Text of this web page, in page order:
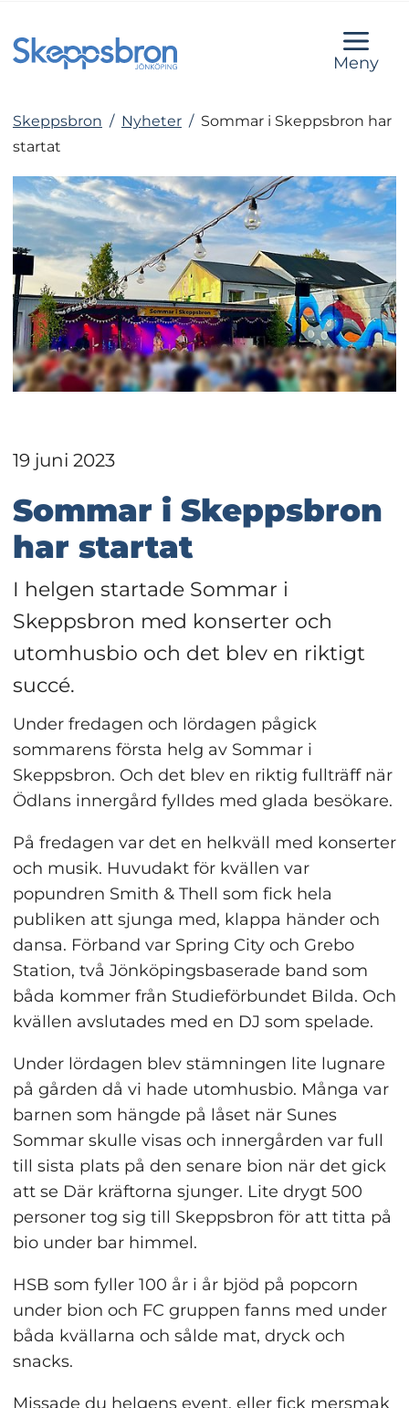
Meny
Skeppsbron / Nyheter / Sommar i Skeppsbron har
startat
19 juni 2023
Sommar i Skeppsbron
har startat
I helgen startade Sommar i
Skeppsbron med konserter och
utomhusbio och det blev en riktigt
succé.
Under fredagen och lördagen pågick
sommarens första helg av Sommar i
Skeppsbron. Och det blev en riktig fullträff när
Ödlans innergård fylldes med glada besökare.
På fredagen var det en helkväll med konserter
och musik. Huvudakt för kvällen var
popundren Smith & Thell som fick hela
publiken att sjunga med, klappa händer och
dansa. Förband var Spring City och Grebo
Station, två Jönköpingsbaserade band som
båda kommer från Studieförbundet Bilda. Och
kvällen avslutades med en DJ som spelade.
Under lördagen blev stämningen lite lugnare
på gården då vi hade utomhusbio. Många var
barnen som hängde på låset när Sunes
Sommar skulle visas och innergården var full
till sista plats på den senare bion när det gick
att se Där kräftorna sjunger. Lite drygt 500
personer tog sig till Skeppsbron för att titta på
bio under bar himmel.
HSB som fyller 100 år i år bjöd på popcorn
under bion och FC gruppen fanns med under
båda kvällarna och sålde mat, dryck och
snacks.
Missade du helgens event, eller fick mersmak